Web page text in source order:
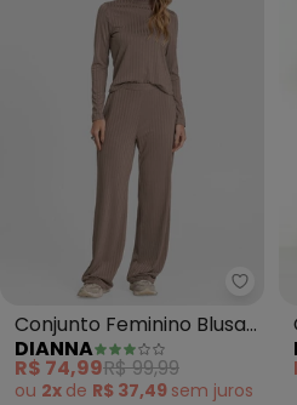
Conjunto Feminino Blusa
e Calça em Ribana
(Marrom)
DIANNA
R$ 74,99R$ 99,99
ou 2x de R$ 37,49 sem juros